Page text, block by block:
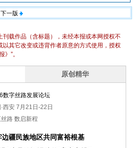
下一版